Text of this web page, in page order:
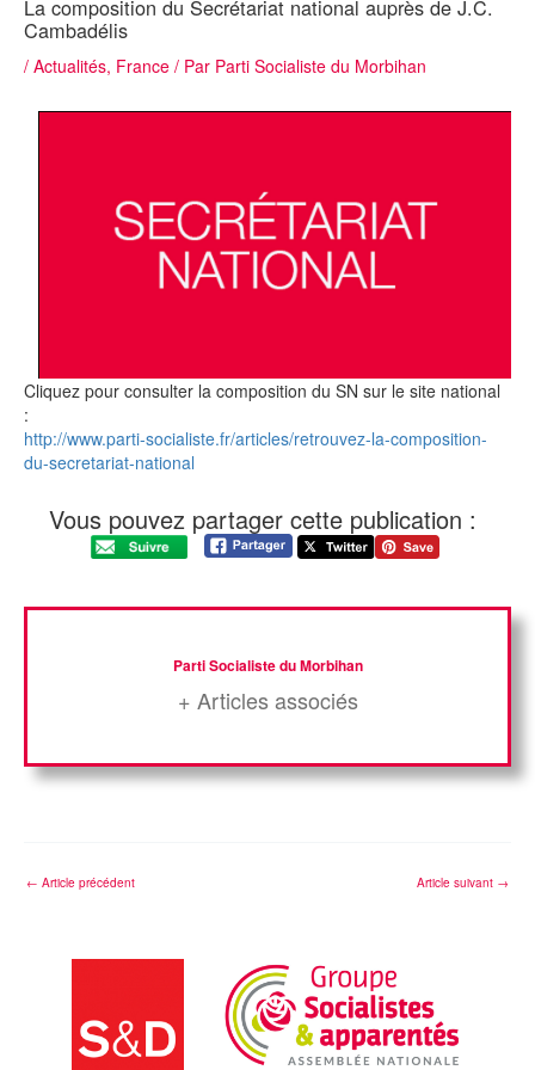
La composition du Secrétariat national auprès de J.C.
Cambadélis
/ Actualités, France / Par Parti Socialiste du Morbihan
Cliquez pour consulter la composition du SN sur le site national
:
http://www.parti-socialiste.fr/articles/retrouvez-la-composition-
du-secretariat-national
Vous pouvez partager cette publication :
Parti Socialiste du Morbihan
+ Articles associés
← Article précédent Article suivant →